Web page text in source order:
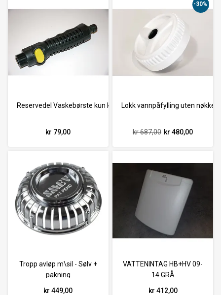
Reservedel Vaskebørste kun kobling til 33510
kr 79,00
Lokk vannpåfylling uten
-30%
kr 687,00 kr 480,00
Tropp avløp m\sil - Sølv +
pakning
kr 449,00
VATTENINTAG HB+HV 09-
14 GRÅ
kr 412,00